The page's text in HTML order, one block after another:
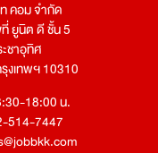
คอม จำกัด
ยูนิต ดี ชั้น 5
ชาอุทิศ
งเทพฯ 10310
18:00 น.
514-7447